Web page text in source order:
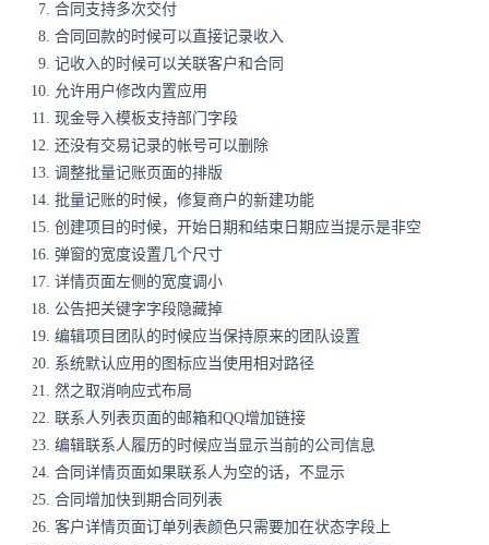
合同支持多次交付
合同回款的时候可以直接记录收入
记收入的时候可以关联客户和合同
允许用户修改内置应用
现金导入模板支持部门字段
还没有交易记录的帐号可以删除
调整批量记账页面的排版
批量记账的时候，修复商户的新建功能
创建项目的时候，开始日期和结束日期应当提示是非空
弹窗的宽度设置几个尺寸
详情页面左侧的宽度调小
公告把关键字字段隐藏掉
编辑项目团队的时候应当保持原来的团队设置
系统默认应用的图标应当使用相对路径
然之取消响应式布局
联系人列表页面的邮箱和QQ增加链接
编辑联系人履历的时候应当显示当前的公司信息
合同详情页面如果联系人为空的话，不显示
合同增加快到期合同列表
客户详情页面订单列表颜色只需要加在状态字段上